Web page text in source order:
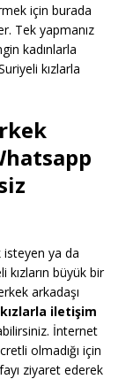
için burada
Tek yapmanız
kadınlarla
kızlarla
isteyen ya da
kızların büyük bir
arkadaşı
iletişim
İnternet
olmadığı için
ziyaret ederek